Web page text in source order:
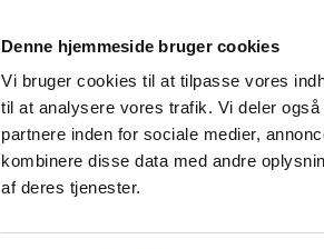
Denne hjemmeside bruger cookies
Vi bruger cookies til at tilpasse vores
til at analysere vores trafik. Vi deler
partnere inden for sociale medier,
kombinere disse data med andre
af deres tjenester.
Nu er der hængt
så man kan sidde i læ for